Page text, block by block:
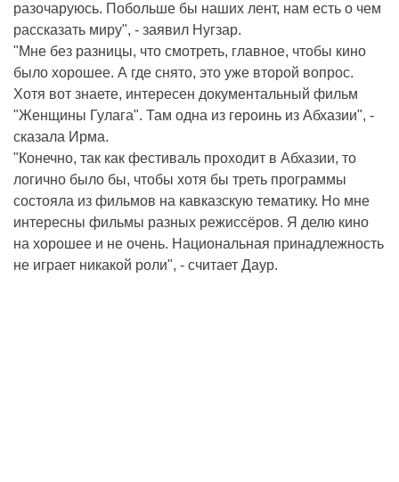
разочаруюсь. Побольше бы наших лент, нам есть о чем
рассказать миру", - заявил Нугзар.
"Мне без разницы, что смотреть, главное, чтобы кино
было хорошее. А где снято, это уже второй вопрос.
Хотя вот знаете, интересен документальный фильм
"Женщины Гулага". Там одна из героинь из Абхазии", -
сказала Ирма.
"Конечно, так как фестиваль проходит в Абхазии, то
логично было бы, чтобы хотя бы треть программы
состояла из фильмов на кавказскую тематику. Но мне
интересны фильмы разных режиссёров. Я делю кино
на хорошее и не очень. Национальная принадлежность
не играет никакой роли", - считает Даур.